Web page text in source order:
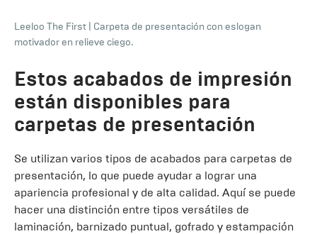
Leeloo The First
Carpeta de presentación con eslogan
motivador en relieve ciego.
Estos acabados de impresión
están disponibles para
carpetas de presentación
Se utilizan varios tipos de acabados para carpetas de
presentación, lo que puede ayudar a lograr una
apariencia profesional y de alta calidad. Aquí se puede
hacer una distinción entre tipos versátiles de
laminación, barnizado puntual, gofrado y estampación